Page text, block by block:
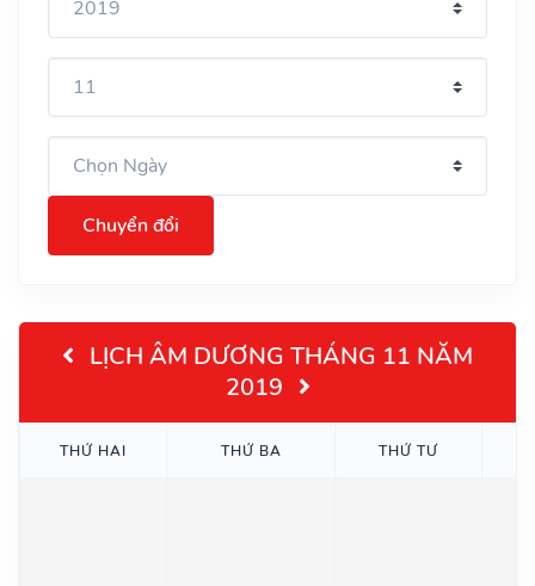
Chuyển đổi
LỊCH ÂM DƯƠNG THÁNG 11 NĂM
2019
THỨ HAI THỨ BA THỨ TƯ